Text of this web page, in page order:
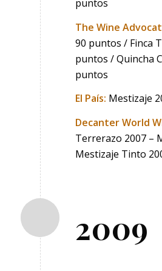
puntos
The Wine
90 puntos / Finca
puntos / Quincha
puntos
El País: Mestizaje
Decanter World
Terrerazo 2007 –
Mestizaje Tinto
2009